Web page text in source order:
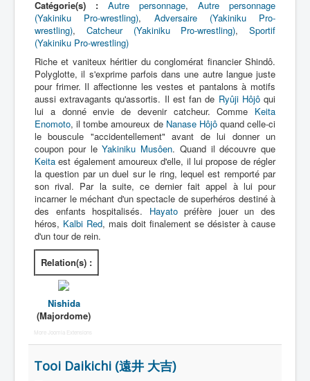
Catégorie(s) :
Autre personnage, Autre personnage
(Yakiniku Pro-wrestling), Adversaire (Yakiniku Pro-
wrestling), Catcheur (Yakiniku Pro-wrestling), Sportif
(Yakiniku Pro-wrestling)
Riche et vaniteux héritier du conglomérat financier Shindô.
Polyglotte, il s'exprime parfois dans une autre langue juste
pour frimer. Il affectionne les vestes et pantalons à motifs
aussi extravagants qu'assortis. Il est fan de Ryûji Hôjôqui
lui a donné envie de devenir catcheur. Comme Keita
Enomoto, il tombe amoureux de Nanase Hôjôquand celle-ci
le bouscule "accidentellement" avant de lui donner un
coupon pour leYakiniku Musôen. Quand il découvre que
Keita est également amoureux d'elle, il lui propose de régler
la question par un duel sur le ring, lequel est remporté par
son rival. Par la suite, ce dernier fait appel à lui pour
incarner le méchant d'un spectacle de superhéros destiné à
des enfants hospitalisés. Hayatopréfère jouer un des
héros, Kalbi Red, mais doit finalement se désister à cause
d'un tour de rein.
Relation(s) :
Nishida
(Majordome)
More Joomla Extensions
Tooi Daikichi (遠井 大吉)